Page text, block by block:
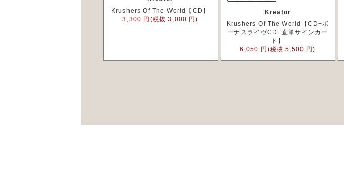
Krushers Of The World【CD】
3,300 円(税抜 3,000 円)
Kreator
Krushers Of The World【CD+ボ
ーナスライヴCD+直筆サインカー
ド】
6,050 円(税抜 5,500 円)